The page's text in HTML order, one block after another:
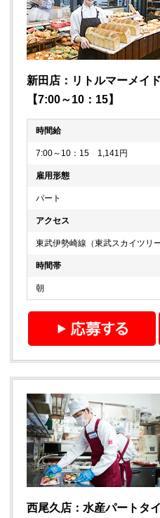
新田店：リトルマーメイ
【7:00～10：15】
時間給
7:00～10：15 1,141円
雇用形態
パート
アクセス
東武伊勢崎線（東武スカイツリ
時間帯
朝
西尾久店：水産パートタ